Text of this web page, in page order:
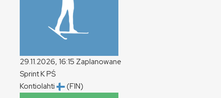
29.11.2026, 16:15 Zaplanowane
SprintKPŚ
Kontiolahti
(FIN)